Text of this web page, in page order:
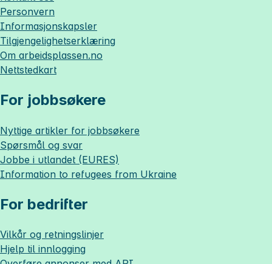
Personvern
Informasjonskapsler
Tilgjengelighetserklæring
Om arbeidsplassen.no
Nettstedkart
For jobbsøkere
Nyttige artikler for jobbsøkere
Spørsmål og svar
Jobbe i utlandet (EURES)
Information to refugees from Ukraine
For bedrifter
Vilkår og retningslinjer
Hjelp til innlogging